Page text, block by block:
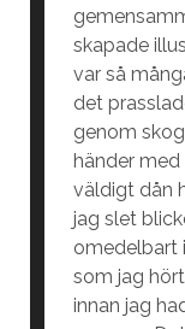
skapade
var så
det
genom
händer med
väldigt dån
jag slet
omedelbart
som jag
innan jag